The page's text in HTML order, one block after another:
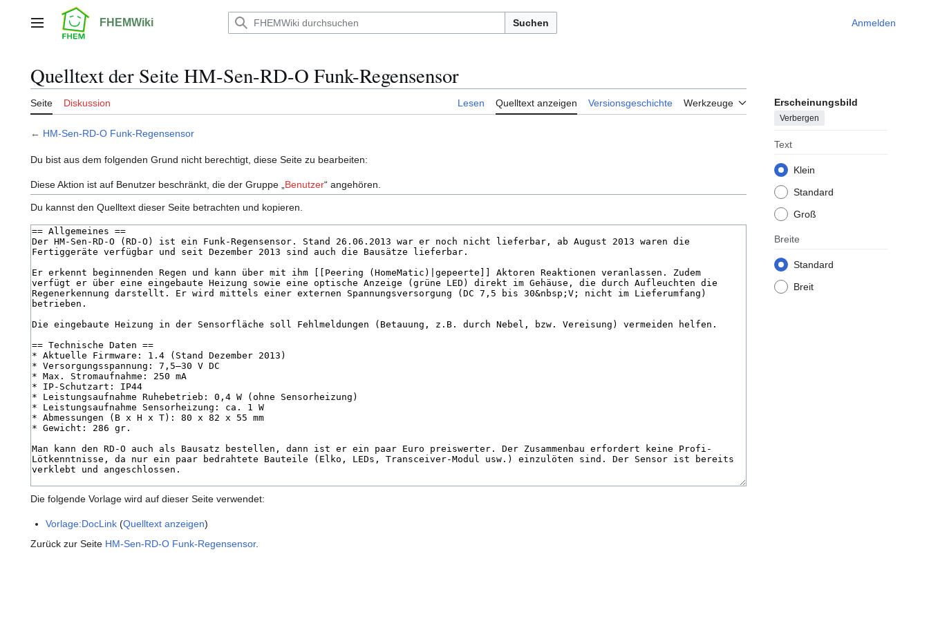
springenHauptmenü FHEMWiki Suchen Anmelden
Quelltext der Seite HM-Sen-RD-O Funk-Regensensor
Seite Diskussion Lesen Quelltext anzeigen Versionsgeschichte Werkzeuge Erscheinungsbild
Verbergen
Text
Klein
Standard
Groß
Breite
Standard
Breit
← HM-Sen-RD-O Funk-Regensensor
Du bist aus dem folgenden Grund nicht berechtigt, diese Seite zu bearbeiten:
Diese Aktion ist auf Benutzer beschränkt, die der Gruppe „ Benutzer“ angehören.
Du kannst den Quelltext dieser Seite betrachten und kopieren.
Die folgende Vorlage wird auf dieser Seite verwendet:
Vorlage:DocLink (Quelltext anzeigen)
Zurück zur Seite HM-Sen-RD-O Funk-Regensensor.